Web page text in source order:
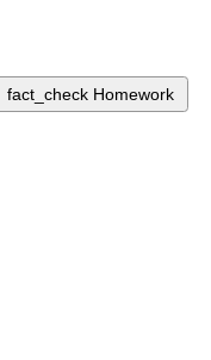
fact_check Homework